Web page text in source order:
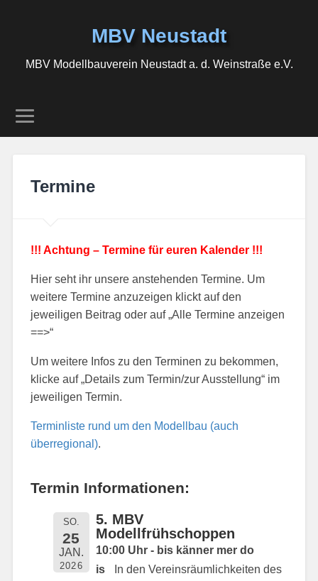
MBV Neustadt
MBV Modellbauverein Neustadt a. d. Weinstraße e.V.
Termine
!!! Achtung – Termine für euren Kalender !!!
Hier seht ihr unsere anstehenden Termine. Um
weitere Termine anzuzeigen klickt auf den
jeweiligen Beitrag oder auf „Alle Termine anzeigen
==>“
Um weitere Infos zu den Terminen zu bekommen,
klicke auf „Details zum Termin/zur Ausstellung“ im
jeweiligen Termin.
Terminliste rund um den Modellbau (auch
überregional).
Termin Informationen:
SO.
25
JAN.
2026
5. MBV
Modellfrühschoppen
10:00 Uhr - bis känner mer do
is
In den Vereinsräumlichkeiten des